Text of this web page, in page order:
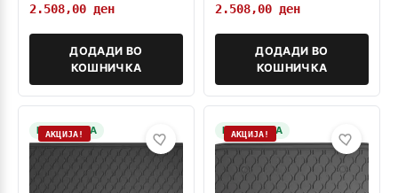
2.508,00 ден
ДОДАДИ ВО
КОШНИЧКА
2.508,00 ден
ДОДАДИ ВО
КОШНИЧКА
НА ЗАЛИХА
АКЦИЈА! НА ЗАЛИХА
АКЦИЈА!